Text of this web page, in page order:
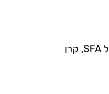
האירוע נערך במשרדי Road2 בחיפה, בשיתוף כללית, המעבדה לחדשנות של SFA, קרן